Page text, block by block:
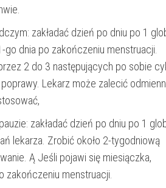
zakładać dzień po dniu po 1
dnia po zakończeniu menstruacji.
2 do 3 następujących po sobie
Lekarz może zalecić
zakładać dzień po dniu po 1
lekarza. Zrobić około 2-tygodniową
Ą Jeśli pojawi się miesiączka,
zakończeniu menstruacji.